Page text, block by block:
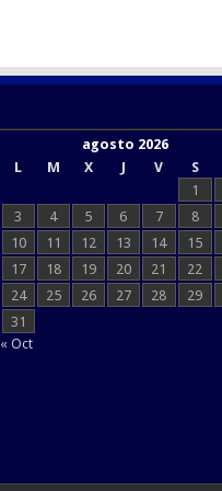
agosto 2026
L
M X J V S
1
3
4 5 6 7 8
10
11 12 13 14 15
17
18 19 20 21 22
24
25 26 27 28 29
31
« Oct